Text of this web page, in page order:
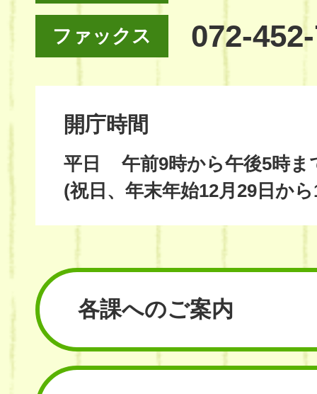
ファックス 072-
開庁時間
平日
午前9時から午後5時ま
(祝日、年末年始12月29日か
各課へのご案内